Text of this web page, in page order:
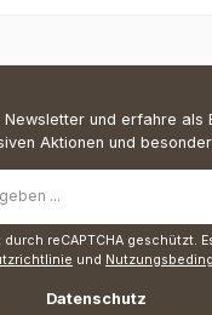
und erfahre als
Aktionen und
durch reCAPTCHA geschützt.
und
Datenschutz